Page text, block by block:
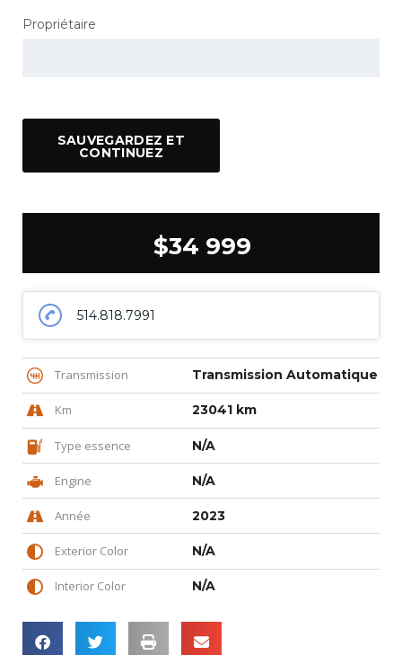
Propriétaire
SAUVEGARDEZ ET
CONTINUEZ
$34 999
514.818.7991
Transmission Transmission Automatique
Km 23041 km
Type essence N/A
Engine N/A
Année 2023
Exterior Color N/A
Interior Color N/A